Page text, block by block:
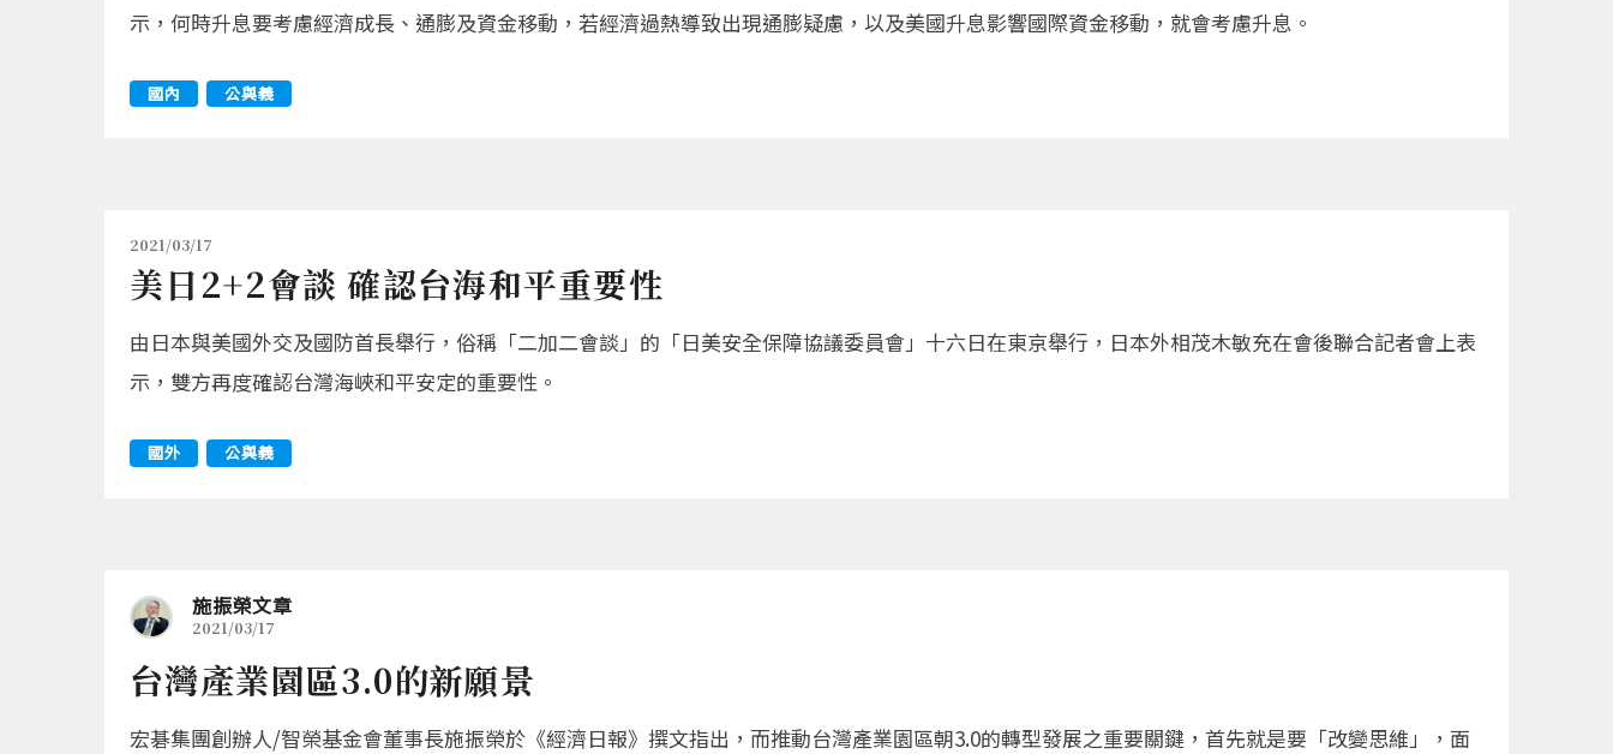
示，何時升息要考慮經濟成長、通膨及資金移動，若經濟過熱導致出現通膨疑慮，以及美國升息影響國際資金移動，就會考慮升息。
國內 公與義
2021/03/17
美日2+2會談 確認台海和平重要性
由日本與美國外交及國防首長舉行，俗稱「二加二會談」的「日美安全保障協議委員會」十六日在東京舉行，日本外相茂木敏充在會後聯合記者會上表
示，雙方再度確認台灣海峽和平安定的重要性。
國外 公與義
施振榮文章
2021/03/17
台灣產業園區3.0的新願景
宏碁集團創辦人/智榮基金會董事長施振榮於《經濟日報》撰文指出，而推動台灣產業園區朝3.0的轉型發展之重要關鍵，首先就是要「改變思維」，面